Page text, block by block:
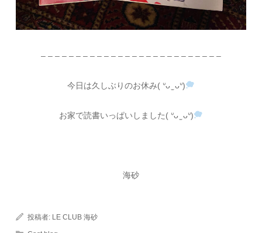
– – – – – – – – – – – – – – – – – – – – – – – – – –
今日は久しぶりのお休み( ᐡᴗ ̫ ᴗᐡ)
お家で読書いっぱいしました( ᐡᴗ ̫ ᴗᐡ)
海砂
投稿者: LE CLUB 海砂